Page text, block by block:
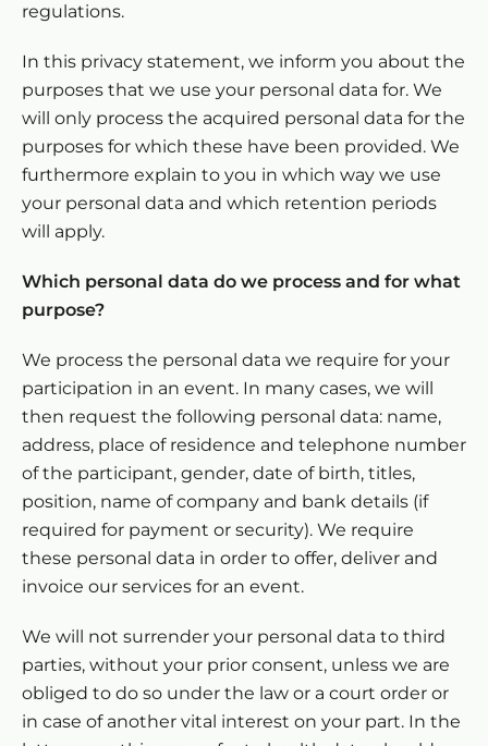
regulations.
In this privacy statement, we inform you about the
purposes that we use your personal data for. We
will only process the acquired personal data for the
purposes for which these have been provided. We
furthermore explain to you in which way we use
your personal data and which retention periods
will apply.
Which personal data do we process and for what
purpose?
We process the personal data we require for your
participation in an event. In many cases, we will
then request the following personal data: name,
address, place of residence and telephone number
of the participant, gender, date of birth, titles,
position, name of company and bank details (if
required for payment or security). We require
these personal data in order to offer, deliver and
invoice our services for an event.
We will not surrender your personal data to third
parties, without your prior consent, unless we are
obliged to do so under the law or a court order or
in case of another vital interest on your part. In the